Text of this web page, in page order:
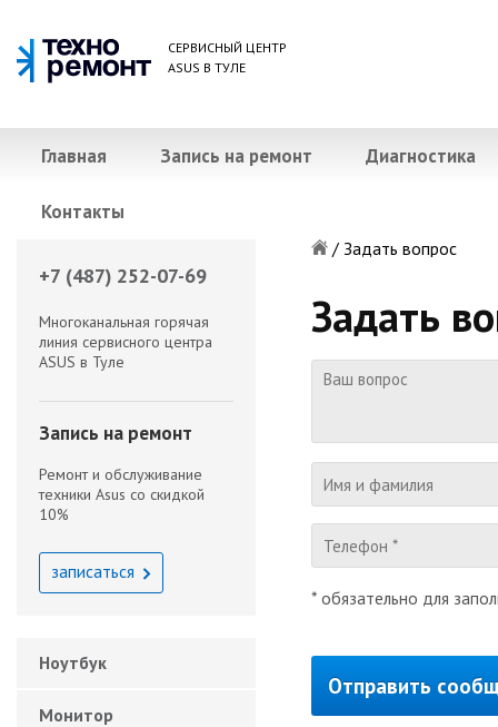
СЕРВИСНЫЙ ЦЕНТР
ASUS В ТУЛЕ
Главная Запись на ремонт Диагностика
Контакты
/ Задать вопрос
Задать
* обязательно для
+7 (487) 252-07-69
Многоканальная горячая
линия сервисного центра
ASUS в Туле
Запись на ремонт
Ремонт и обслуживание
техники Asus со скидкой
10%
записаться
Ноутбук
Монитор